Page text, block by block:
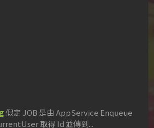
假定 JOB 是由 AppService Enqueue
取得 Id 並傳到...